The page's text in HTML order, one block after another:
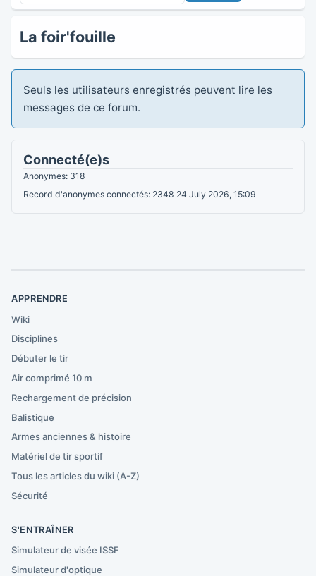
La foir'fouille
Seuls les utilisateurs enregistrés peuvent lire les
messages de ce forum.
Connecté(e)s
Anonymes: 318
Record d'anonymes connectés: 2348 24 July 2026, 15:09
APPRENDRE
Wiki
Disciplines
Débuter le tir
Air comprimé 10 m
Rechargement de précision
Balistique
Armes anciennes & histoire
Matériel de tir sportif
Tous les articles du wiki (A-Z)
Sécurité
S'ENTRAÎNER
Simulateur de visée ISSF
Simulateur d'optique